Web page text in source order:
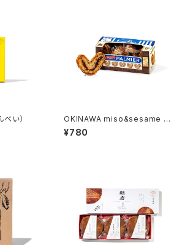
い）
OKINAWA miso&sesame パ
ルミエ
¥780